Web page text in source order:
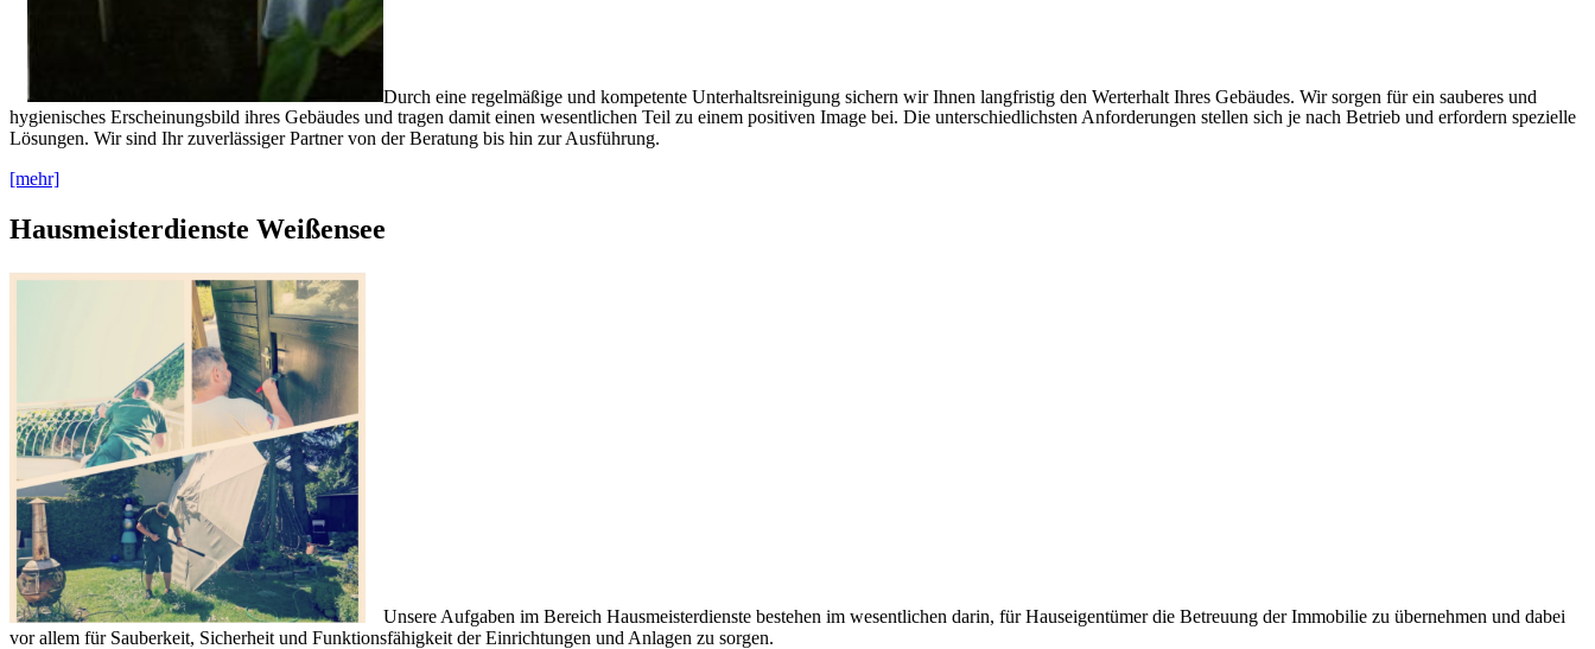
Durch eine regelmäßige und kompetente Unterhaltsreinigung sichern wir Ihnen langfristig den Werterhalt Ihres Gebäudes. Wir sorgen für ein sauberes und
hygienisches Erscheinungsbild ihres Gebäudes und tragen damit einen wesentlichen Teil zu einem positiven Image bei. Die unterschiedlichsten Anforderungen stellen sich je nach Betrieb und erfordern spezielle
Lösungen. Wir sind Ihr zuverlässiger Partner von der Beratung bis hin zur Ausführung.
[mehr]
Hausmeisterdienste Weißensee
Unsere Aufgaben im Bereich Hausmeisterdienste bestehen im wesentlichen darin, für Hauseigentümer die Betreuung der Immobilie zu übernehmen und dabei
vor allem für Sauberkeit, Sicherheit und Funktionsfähigkeit der Einrichtungen und Anlagen zu sorgen.